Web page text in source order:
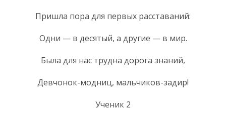
Пришла пора для первых расставаний:
Одни — в десятый, а другие — в мир.
Была для нас трудна дорога знаний,
Девчонок-модниц, мальчиков-задир!
Ученик 2